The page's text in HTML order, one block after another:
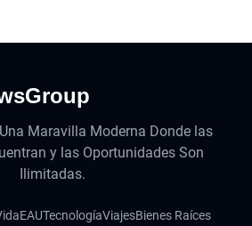
Maravilla Moderna Donde las
y las Oportunidades Son
Ilimitadas.
EAUTecnologíaViajesBienes Raíces